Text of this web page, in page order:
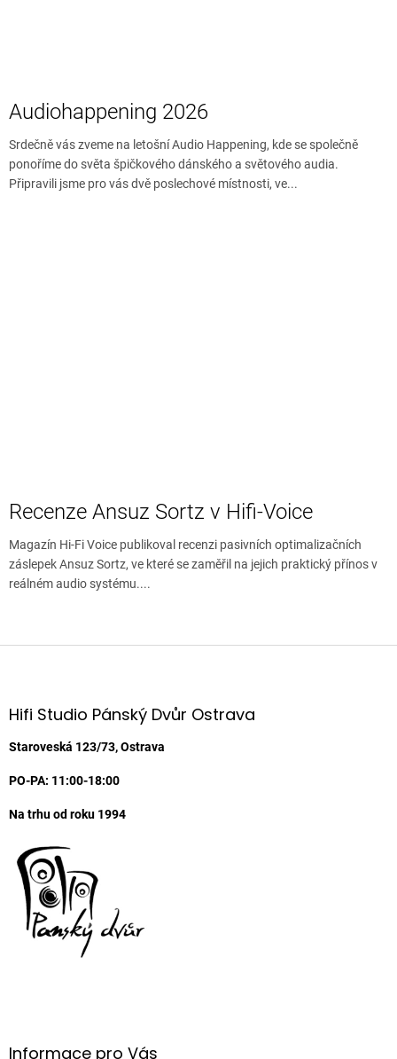
Audiohappening 2026
Srdečně vás zveme na letošní Audio Happening, kde se společně
ponoříme do světa špičkového dánského a světového audia.
Připravili jsme pro vás dvě poslechové místnosti, ve...
Recenze Ansuz Sortz v Hifi-Voice
Magazín Hi-Fi Voice publikoval recenzi pasivních optimalizačních
záslepek Ansuz Sortz, ve které se zaměřil na jejich praktický přínos v
reálném audio systému....
Z
aHifi Studio Pánský Dvůr Ostrava
Staroveská 123/73, Ostrava
PO-PA: 11:00-18:00
Na trhu od roku 1994
Informace pro Vás